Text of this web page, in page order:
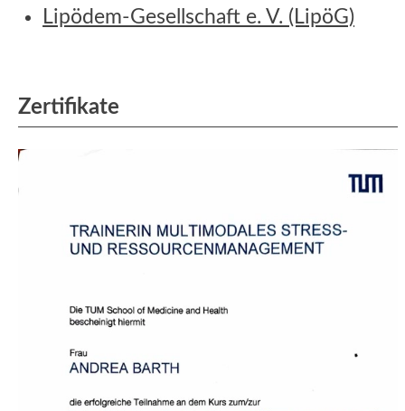
Lipödem-Gesellschaft e. V. (LipöG)
Zertifikate